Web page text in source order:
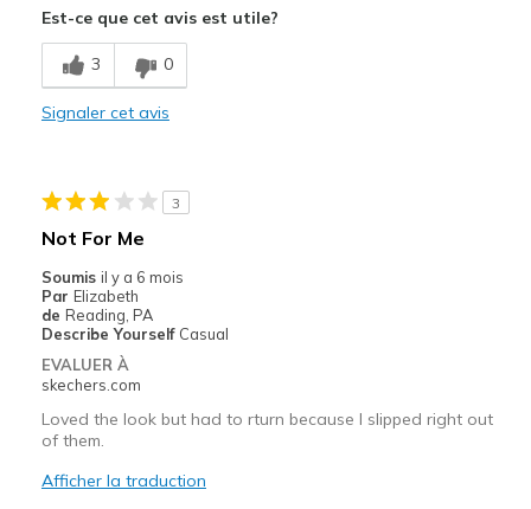
Width
Feels true to width
Sizing
View On Shoes
Est-ce que cet avis est utile?
3 0
Signaler cet avis
3
Not For Me
Soumis il y a 6 mois
Par Elizabeth
de Reading, PA
Describe Yourself Casual
EVALUER À
skechers.com
Loved the look but had to rturn because I slipped right out
of them.
Afficher la traduction